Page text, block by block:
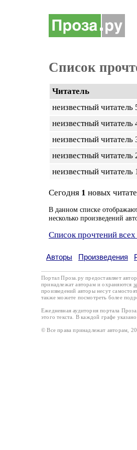
Список
Читатель
неизвестный читатель
неизвестный читатель
неизвестный читатель
неизвестный читатель
неизвестный читатель
Сегодня 1 новых
В данном списке
несколько произведений
Список прочтений
Авторы Произведения
Портал Проза.ру предоставляет
принадлежат авторам и охраняются
произведений авторы несут
также можете посмотреть более
Ежедневная аудитория портала
этого текста. В каждой графе
© Все права принадлежат авторам,